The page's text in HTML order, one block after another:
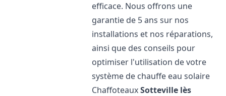
efficace. Nous offrons une
garantie de 5 ans sur nos
installations et nos réparations,
ainsi que des conseils pour
optimiser l'utilisation de votre
système de chauffe eau solaire
ChaffoteauxSotteville lès